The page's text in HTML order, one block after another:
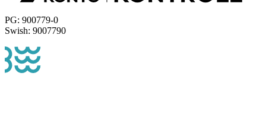
PG: 900779-0
Swish: 9007790